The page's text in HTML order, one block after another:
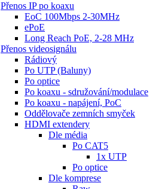
Přenos IP po koaxu
EoC 100Mbps 2-30MHz
ePoE
Long Reach PoE, 2-28 MHz
Přenos videosignálu
Rádiový
Po UTP (Baluny)
Po optice
Po koaxu - sdružování/modulace
Po koaxu - napájení, PoC
Oddělovače zemních smyček
HDMI extendery
Dle média
Po CAT5
1x UTP
Po optice
Dle komprese